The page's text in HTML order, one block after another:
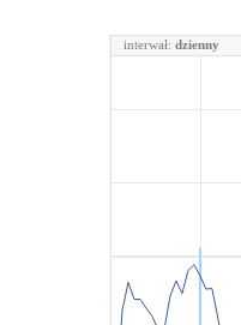
interwał: dzienny